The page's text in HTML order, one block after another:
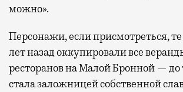
можно».
Персонажи, если присмотреться,
лет назад оккупировали все
ресторанов на Малой Бронной — до
стала заложницей собственной